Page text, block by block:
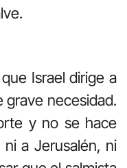
Israel dirige a
necesidad.
y no se hace
a Jerusalén, ni